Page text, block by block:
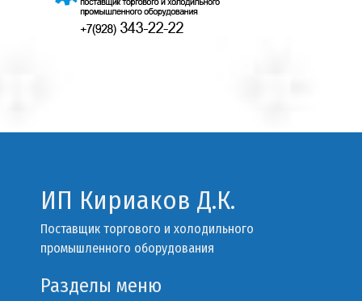
ИП Кириаков Д.К.
Поставщик торгового и холодильного
промышленного оборудования
Разделы меню